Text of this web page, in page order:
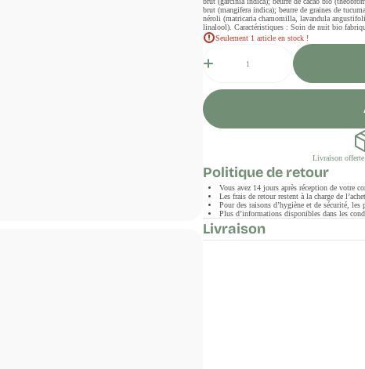
brut (mangifera indica); beurre de graines de
néroli (matricaria chamomilla, lavandula
linalool). Caractéristiques : Soin de nuit bio
Seulement 1 article en stock !
Livraison offerte
Politique de retour
Vous avez 14 jours après réception de votre
Les frais de retour restent à la charge de
Pour des raisons d’hygiène et de sécurité, les
Plus d’informations disponibles dans les
Livraison